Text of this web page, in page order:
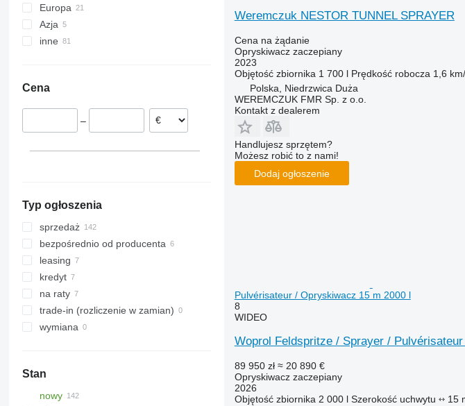
Zamość
Lipnik
Gmina Sędziszów Małopolski
Europa
Wielka Brytania
Azja
inne
Cena
–
Typ ogłoszenia
sprzedaż
bezpośrednio od producenta
leasing
kredyt
na raty
trade-in (rozliczenie w zamian)
wymiana
Stan
nowy
Weremczuk NESTOR TUNNEL SPRAYER
Cena na żądanie
Opryskiwacz zaczepiany
2023
Objętość zbiornika 1 700 l Prędkość robocza 1,6
Polska, Niedrzwica Duża
WEREMCZUK FMR Sp. z o.o.
Kontakt z dealerem
Handlujesz sprzętem?
Możesz robić to z nami!
Dodaj ogłoszenie
Pulvérisateur / Opryskiwacz 15 m 2000 l
8
WIDEO
Woprol Feldspritze / Sprayer /
89 950 zł ≈ 20 890 €
Opryskiwacz zaczepiany
2026
Objętość zbiornika 2 000 l Szerokość uchwytu
15